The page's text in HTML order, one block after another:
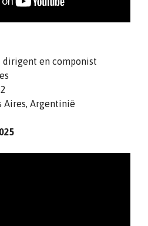
en componist
Aires, Argentinië